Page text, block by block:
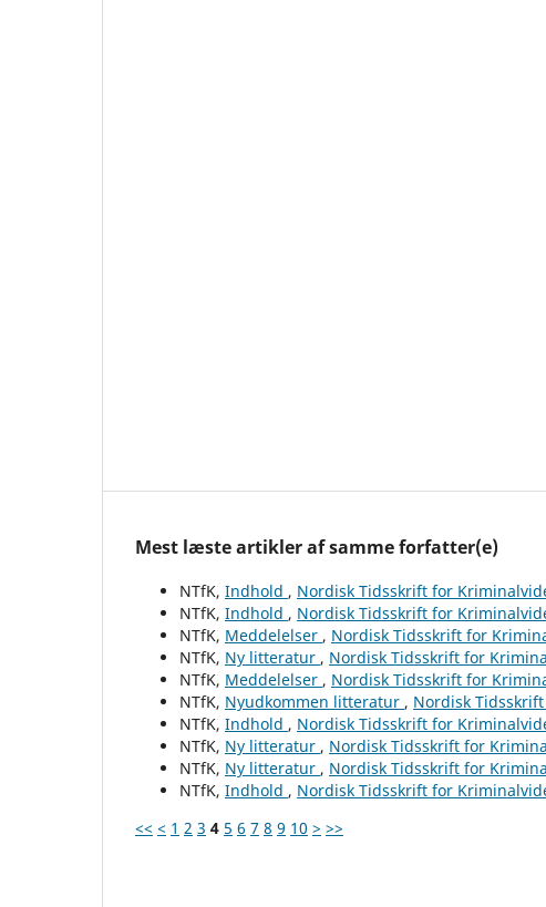
Mest læste artikler af samme forfatter(e)
NTfK, Indhold , Nordisk Tidsskrift for
NTfK, Indhold , Nordisk Tidsskrift for
NTfK, Meddelelser , Nordisk Tidsskrift for
NTfK, Ny litteratur , Nordisk Tidsskrift for
NTfK, Meddelelser , Nordisk Tidsskrift for
NTfK, Nyudkommen litteratur , Nordisk
NTfK, Indhold , Nordisk Tidsskrift for
NTfK, Ny litteratur , Nordisk Tidsskrift for
NTfK, Ny litteratur , Nordisk Tidsskrift for
NTfK, Indhold , Nordisk Tidsskrift for
<< < 1 2 3 4 5 6 7 8 9 10 > >>